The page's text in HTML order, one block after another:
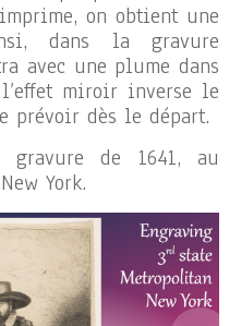
on obtient une
dans la gravure
avec une plume dans
miroir inverse le
prévoir dès le départ.
de 1641, au
York.